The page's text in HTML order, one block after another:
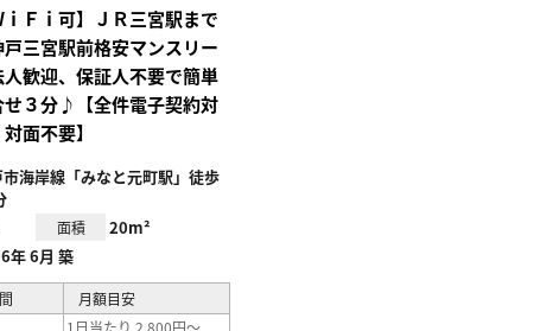
ｉＦｉ可】ＪＲ三宮駅まで
三宮駅前格安マンスリー
歓迎、保証人不要で簡単
せ３分♪【全件電子契約対
面不要】
海岸線「みなと元町駅」徒歩
面積 20m²
年 6月 築
月額目安
1日当たり 2,800円～